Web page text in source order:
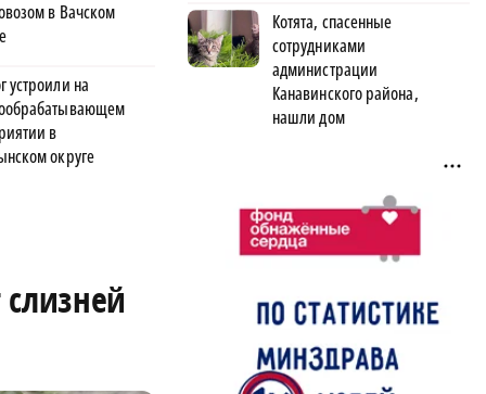
в Вачском
устроили на
в
округе
Котята, спасенные
сотрудниками
администрации
Канавинского района,
нашли дом